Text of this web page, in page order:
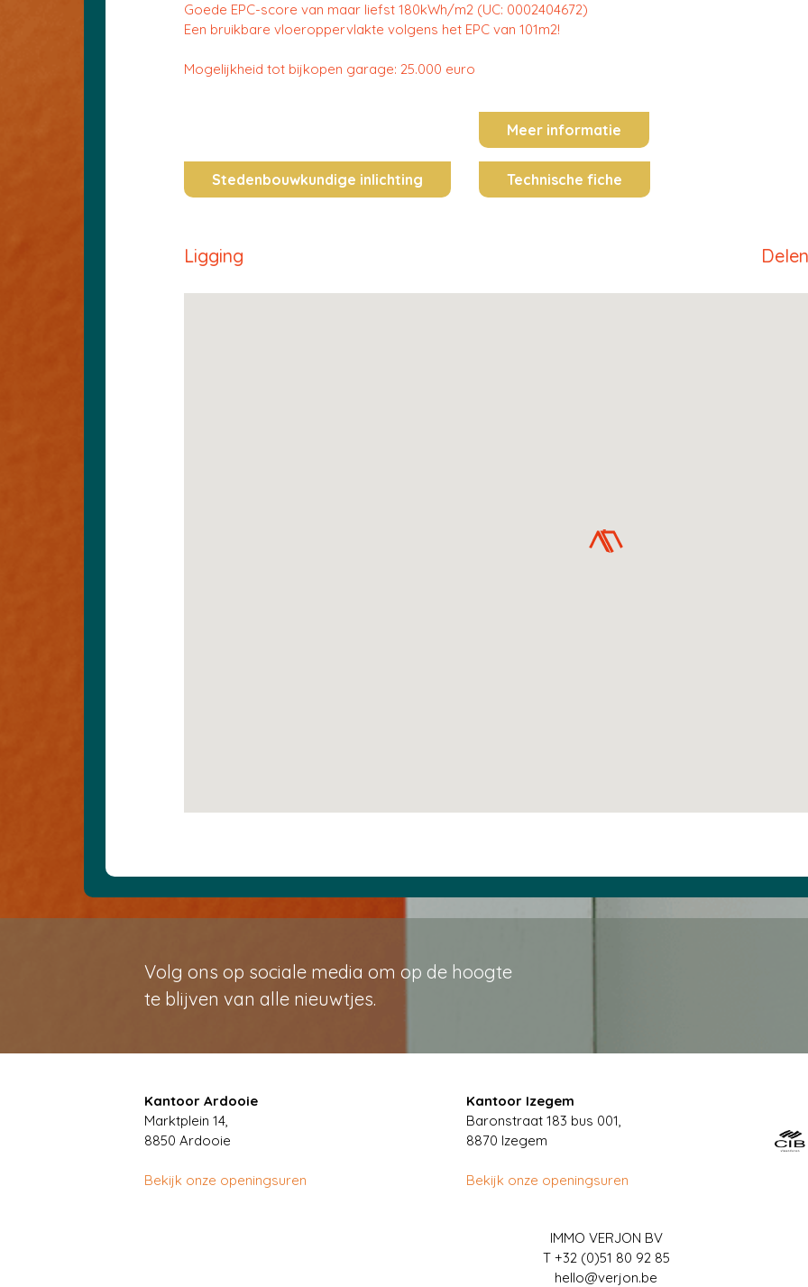
Goede EPC-score van maar liefst 180kWh/m2 (UC: 0002404672)
Een bruikbare vloeroppervlakte volgens het EPC van 101m2!
Mogelijkheid tot bijkopen garage: 25.000 euro
Meer informatie
Stedenbouwkundige inlichting Technische fiche
Ligging
Volg ons op sociale media om op de hoogte
te blijven van alle nieuwtjes.
Kantoor Ardooie
Marktplein 14,
8850 Ardooie
Bekijk onze openingsuren
Kantoor Izegem
Baronstraat 183 bus 001,
8870 Izegem
Bekijk onze openingsuren
IMMO VERJON BV
T +32 (0)51 80 92 85
hello@verjon.be